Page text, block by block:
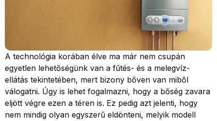
A technológia korában élve ma már nem csupán
egyetlen lehetőségünk van a fűtés- és a melegvíz-
ellátás tekintetében, mert bizony bőven van miből
válogatni. Úgy is lehet fogalmazni, hogy a bőség zavara
eljött végre ezen a téren is. Ez pedig azt jelenti, hogy
nem mindig olyan egyszerű eldönteni, melyik modell